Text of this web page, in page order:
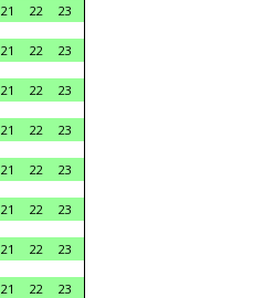
21 22
23
21 22
23
21 22
23
21 22
23
21 22
23
21 22
23
21 22
23
21 22
23